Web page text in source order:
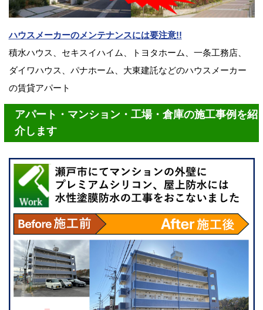
ハウスメーカーのメンテナンスには要注意!!
積水ハウス、セキスイハイム、トヨタホーム、一条工務店、
ダイワハウス、パナホーム、大東建託などのハウスメーカー
の賃貸アパート
アパート・マンション・工場・倉庫の施工事例を紹
介します